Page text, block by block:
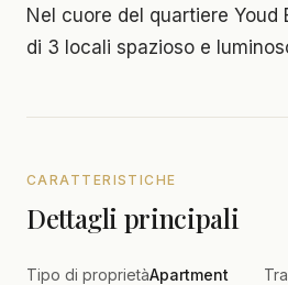
Nel cuore del quartiere Youd
di 3 locali spazioso e
CARATTERISTICHE
Dettagli principali
Tipo di proprietàApartment